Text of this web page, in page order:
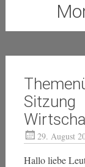
Sitzung
29. August
Hallo liebe